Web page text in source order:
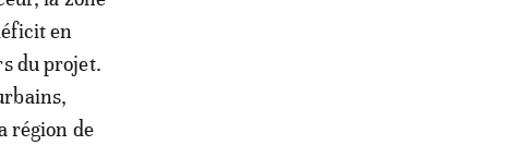
en
du projet.
région de